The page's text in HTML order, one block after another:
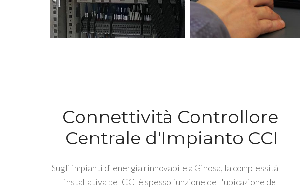
Connettività Controllore
Centrale d'Impianto CCI
Sugli impianti di energia rinnovabile a Ginosa, la complessità
installativa del CCI è spesso funzione dell'ubicazione del